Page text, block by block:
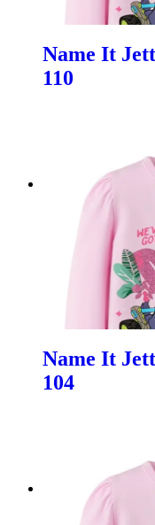
Name It
110
Name It
104